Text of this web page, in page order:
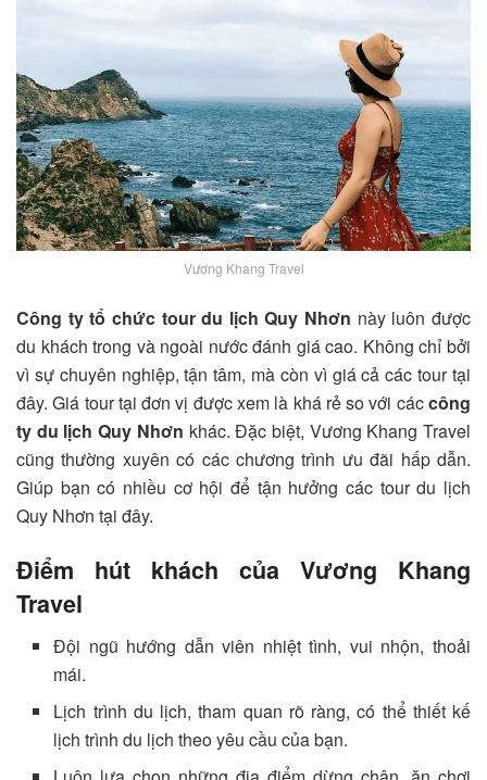
Vương Khang Travel
Công ty tổ chức tour du lịch Quy Nhơn này luôn được
du khách trong và ngoài nước đánh giá cao. Không chỉ bởi
vì sự chuyên nghiệp, tận tâm, mà còn vì giá cả các tour tại
đây. Giá tour tại đơn vị được xem là khá rẻ so với cáccông
ty du lịch Quy Nhơn khác. Đặc biệt, Vương Khang Travel
cũng thường xuyên có các chương trình ưu đãi hấp dẫn.
Giúp bạn có nhiều cơ hội để tận hưởng các tour du lịch
Quy Nhơn tại đây.
Điểm hút khách của Vương Khang
Travel
Đội ngũ hướng dẫn viên nhiệt tình, vui nhộn, thoải
mái.
Lịch trình du lịch, tham quan rõ ràng, có thể thiết kế
lịch trình du lịch theo yêu cầu của bạn.